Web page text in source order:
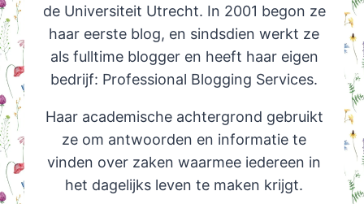
de Universiteit Utrecht. In 2001 begon ze
haar eerste blog, en sindsdien werkt ze
als fulltime blogger en heeft haar eigen
bedrijf: Professional Blogging Services.
Haar academische achtergrond gebruikt
ze om antwoorden en informatie te
vinden over zaken waarmee iedereen in
het dagelijks leven te maken krijgt.